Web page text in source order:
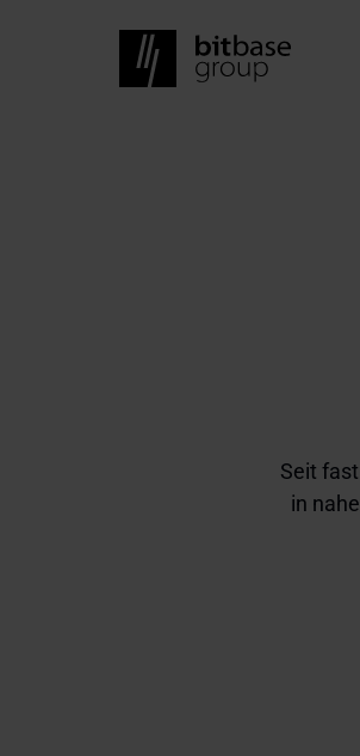
Seit
in